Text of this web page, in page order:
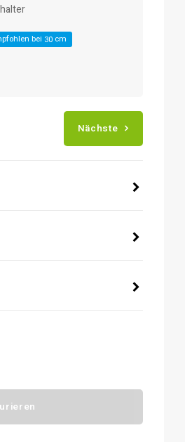
bei 30 cm
Nächste